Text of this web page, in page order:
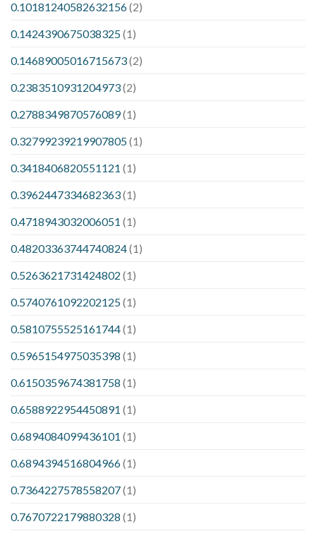
0.10181240582632156(2)
0.1424390675038325(1)
0.14689005016715673(2)
0.2383510931204973(2)
0.2788349870576089(1)
0.32799239219907805(1)
0.3418406820551121 (1)
0.3962447334682363(1)
0.4718943032006051 (1)
0.48203363744740824(1)
0.5263621731424802 (1)
0.5740761092202125(1)
0.5810755525161744(1)
0.5965154975035398 (1)
0.6150359674381758 (1)
0.6588922954450891 (1)
0.6894084099436101 (1)
0.6894394516804966(1)
0.7364227578558207(1)
0.7670722179880328 (1)